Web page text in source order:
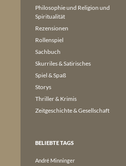
Philosophie und Religion und
Spiritualität
Rezensionen
Rollenspiel
Sachbuch
Skurriles & Satirisches
Spiel & Spaß
Storys
Thriller & Krimis
Zeitgeschichte & Gesellschaft
BELIEBTE TAGS
André Minninger